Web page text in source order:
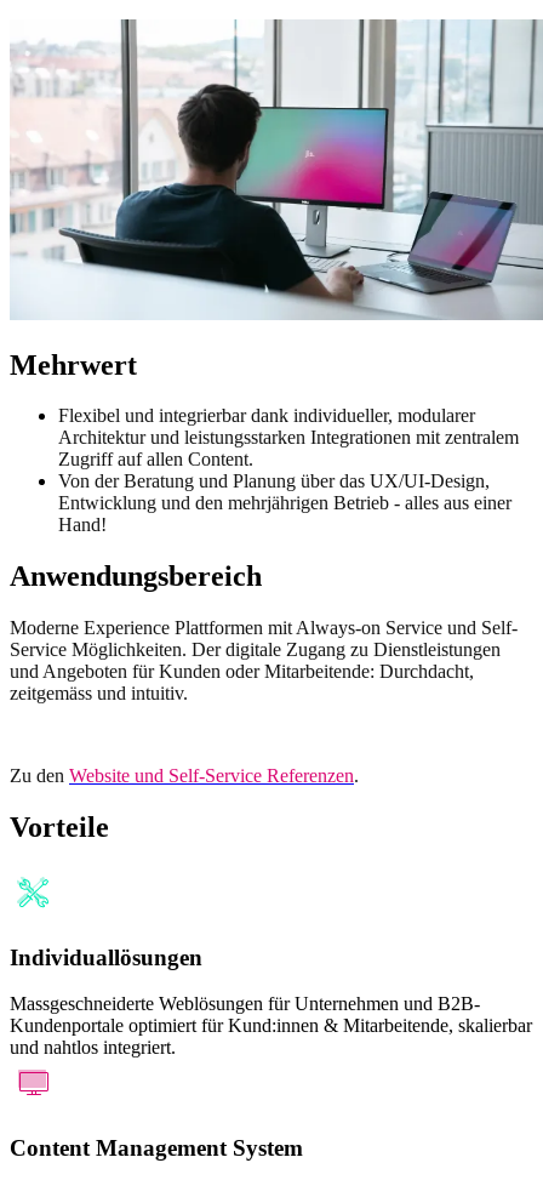
Mehrwert
Flexibel und integrierbar dank individueller, modularer
Architektur und leistungsstarken Integrationen mit zentralem
Zugriff auf allen Content.
Von der Beratung und Planung über das UX/UI-Design,
Entwicklung und den mehrjährigen Betrieb - alles aus einer
Hand!
Anwendungsbereich
Moderne Experience Plattformen mit Always-on Service und Self-
Service Möglichkeiten. Der digitale Zugang zu Dienstleistungen
und Angeboten für Kunden oder Mitarbeitende: Durchdacht,
zeitgemäss und intuitiv.
Zu den Website und Self-Service Referenzen.
Vorteile
Individuallösungen
Massgeschneiderte Weblösungen für Unternehmen und B2B-
Kundenportale optimiert für Kund:innen & Mitarbeitende, skalierbar
und nahtlos integriert.
Content Management System